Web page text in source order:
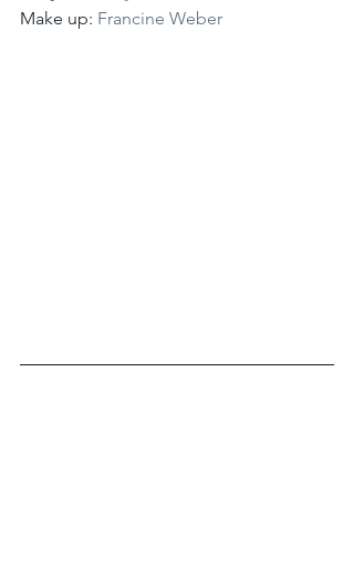
Make up: Francine Weber